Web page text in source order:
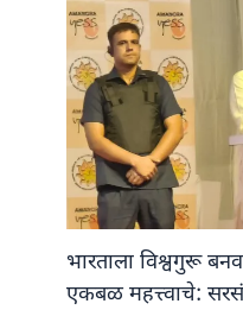
भारताला विश्वगुरू
एकबळ महत्त्वाचे: